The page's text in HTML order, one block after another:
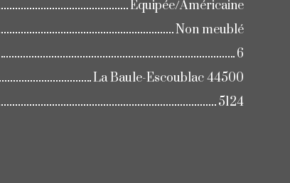
Equipée/Américaine
Non meublé
6
La Baule-Escoublac 44500
5124